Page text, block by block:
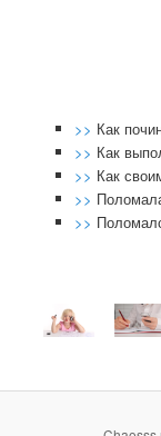
>> Как
>> Как
>> Как
>>
>>